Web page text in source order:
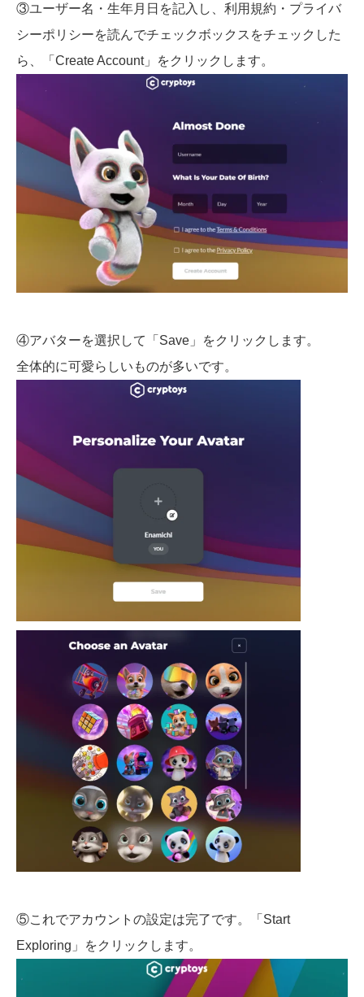
③ユーザー名・生年月日を記入し、利用規約・プライバ
シーポリシーを読んでチェックボックスをチェックした
ら、「Create Account」をクリックします。
④アバターを選択して「Save」をクリックします。
全体的に可愛らしいものが多いです。
⑤これでアカウントの設定は完了です。「Start
Exploring」をクリックします。